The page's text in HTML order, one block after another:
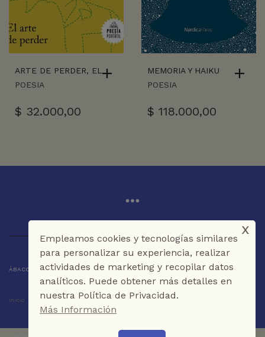
ARTE DE PERDER, EL
POESIA
$ 32.000,00
MEMORIA Y HAIKU
POESIA
$ 118.000,00
ÁBACO LIBROS Y CAFÉ © 2025 CARTAGENA DE INDIAS - COLOMBIA
Inicio Tienda La Librería Galería Café Contáctenos
Empleamos cookies y tecnologías similares
para personalizar su experiencia, realizar
actividades de marketing y recopilar datos
analíticos. Puede obtener más detalles en
nuestra Política de Privacidad.
Más Información
x